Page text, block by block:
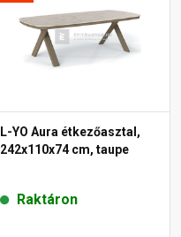
L-YO Aura étkezőasztal,
242x110x74 cm, taupe
Raktáron